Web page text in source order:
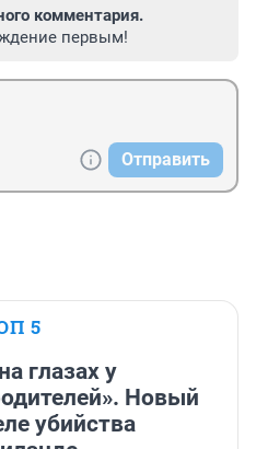
комментария.
первым!
Отправить
5
глазах у
Новый
убийства